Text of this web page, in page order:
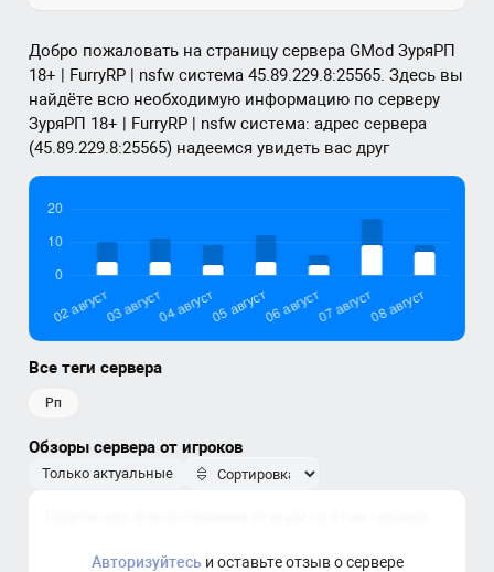
Добро пожаловать на страницу сервера GMod ЗуряРП
18+ | FurryRP | nsfw система 45.89.229.8:25565. Здесь вы
найдёте всю необходимую информацию по серверу
ЗуряРП 18+ | FurryRP | nsfw система: адрес сервера
(45.89.229.8:25565) надеемся увидеть вас друг
Все теги сервера
рп
Обзоры сервера от игроков
Только актуальные
Авторизуйтесьи оставьте отзыв о сервере